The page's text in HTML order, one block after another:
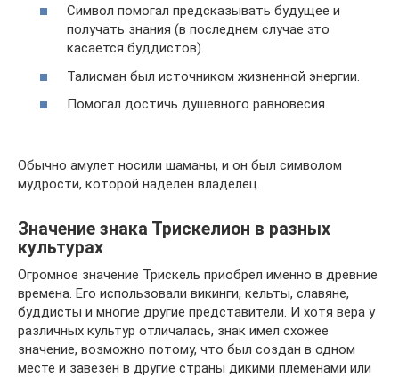
Символ помогал предсказывать будущее и
получать знания (в последнем случае это
касается буддистов).
Талисман был источником жизненной энергии.
Помогал достичь душевного равновесия.
Обычно амулет носили шаманы, и он был символом
мудрости, которой наделен владелец.
Значение знака Трискелион в разных
культурах
Огромное значение Трискель приобрел именно в древние
времена. Его использовали викинги, кельты, славяне,
буддисты и многие другие представители. И хотя вера у
различных культур отличалась, знак имел схожее
значение, возможно потому, что был создан в одном
месте и завезен в другие страны дикими племенами или